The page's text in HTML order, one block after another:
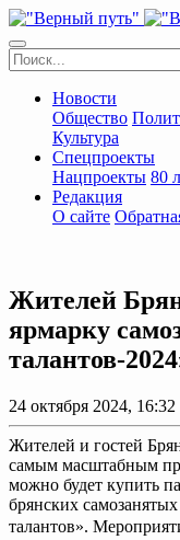
Новости
Общество
Культура
Спецпроекты
Нацпроекты 80
Редакция
О сайте
Жителей
ярмарку
талантов-
24 октября 2024, 16:32
Жителей и гостей
самым масштабным
можно будет купить
брянских
талантов».